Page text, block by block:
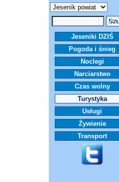
Jeseniki DZIŚ
Pogoda i śnieg
Noclegi
Narciarstwo
Czas wolny
Turystyka
Usługi
Żywienie
Transport